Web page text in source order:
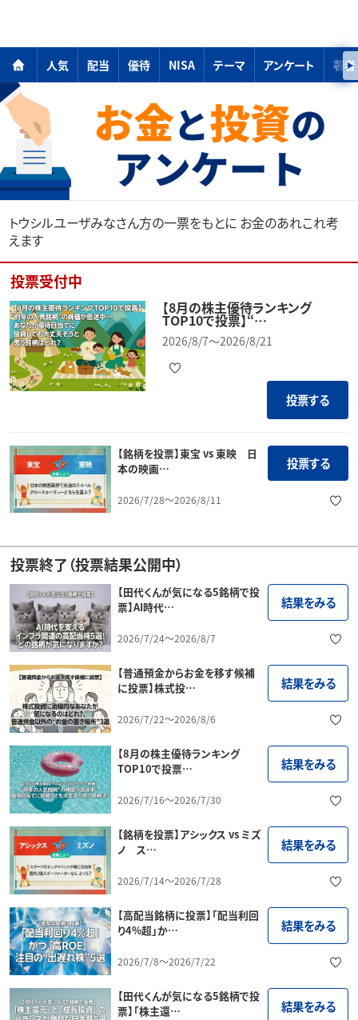
人気 配当 優待 NISA テーマ アンケート 著者
トウシルユーザみなさん方の一票をもとに お金のあれこれ考
えます
投票受付中
【8月の株主優待ランキング
TOP10で投票】“…
2026/8/7～2026/8/21
投票する
【銘柄を投票】東宝 vs 東映 日
本の映画…
2026/7/28～2026/8/11
投票する
投票終了（投票結果公開中）
【田代くんが気になる5銘柄で投
票】AI時代…
2026/7/24～2026/8/7
結果をみる
【普通預金からお金を移す候補
に投票】株式投…
2026/7/22～2026/8/6
結果をみる
【8月の株主優待ランキング
TOP10で投票…
2026/7/16～2026/7/30
結果をみる
【銘柄を投票】アシックス vs ミズ
ノ ス…
2026/7/14～2026/7/28
結果をみる
【高配当銘柄に投票】「配当利回
り4%超」か…
2026/7/8～2026/7/22
結果をみる
【田代くんが気になる5銘柄で投
票】「株主還…
結果をみる